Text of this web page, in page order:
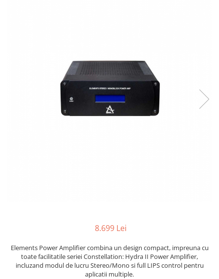
8.699 Lei
Elements Power Amplifier combina un design compact, impreuna cu
toate facilitatile seriei Constellation: Hydra II Power Amplifier,
incluzand modul de lucru Stereo/Mono si full LIPS control pentru
aplicatii multiple.